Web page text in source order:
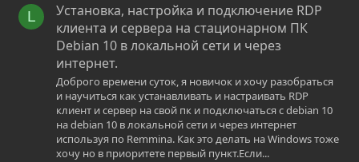
L
Установка, настройка и подключение RDP
клиента и сервера на стационарном ПК
Debian 10 в локальной сети и через
интернет.
Доброго времени суток, я новичок и хочу разобраться
и научиться как устанавливать и настраивать RDP
клиент и сервер на свой пк и подключаться с debian 10
на debian 10 в локальной сети и через интернет
используя по Remmina. Как это делать на Windows тоже
хочу но в приоритете первый пункт.Если...